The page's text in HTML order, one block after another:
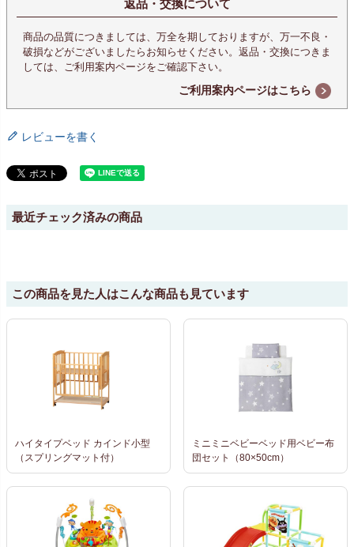
返品・交換について
商品の品質につきましては、万全を期しておりますが、万一不良・
破損などがございましたらお知らせください。返品・交換につきま
しては、ご利用案内ページをご確認下さい。
ご利用案内ページはこちら
レビューを書く
最近チェック済みの商品
この商品を見た人はこんな商品も見ています
ハイタイプベッド カインド小型
（スプリングマット付）
ミニミニベビーベッド用ベビー布
団セット（80×50cm）